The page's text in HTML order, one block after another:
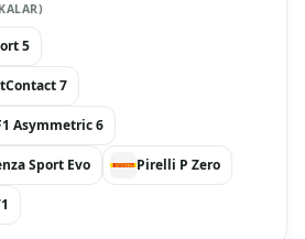
5
7
Asymmetric 6
Sport Evo Pirelli P Zero